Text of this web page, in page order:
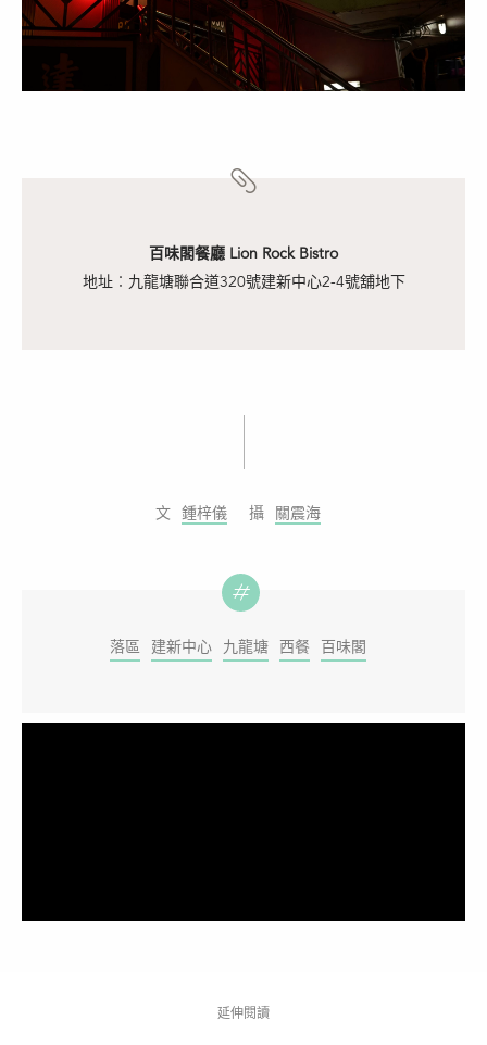
百味閣餐廳 Lion Rock Bistro
地址︰九龍塘聯合道320號建新中心2-4號舖地下
鍾梓儀 關震海
落區 建新中心 九龍塘 西餐 百味閣
延伸閱讀